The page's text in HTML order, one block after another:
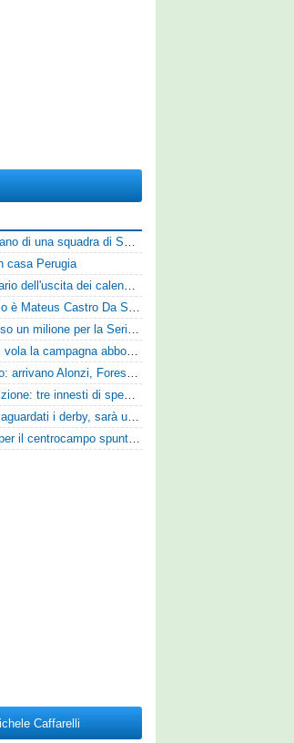
Figuraccia LND: si dimenticano di una squadra di Serie D, è da rifare il programma Coppa Italia
casa Perugia
Serie D, ci siamo: data e orario dell'uscita dei calendari ufficiali
Reggina, la priorità in attacco è Mateus Castro Da Silva: ore decisive per la fumata bianca
«Quali prestanome? Ho speso un milione per la Serie D»: Bandecchi rompe il silenzio sul futuro della Ternana
Pistoiese, febbre arancione: vola la campagna abbonamenti, superata quota 750 tessere
SPAL scatenata sul mercato: arrivano Alonzi, Foresta, Munaretto e Tobia
Casertana, mercato in ebollizione: tre innesti di spessore per lo scacchiere di Vinicio Espinal
Varese, mister Ciceri: «Salvaguardati i derby, sarà un campionato avvincente»
Cosenza, occhi in Serie D: per il centrocampo spunta anche Gerardo Di Gilio
Caffarelli